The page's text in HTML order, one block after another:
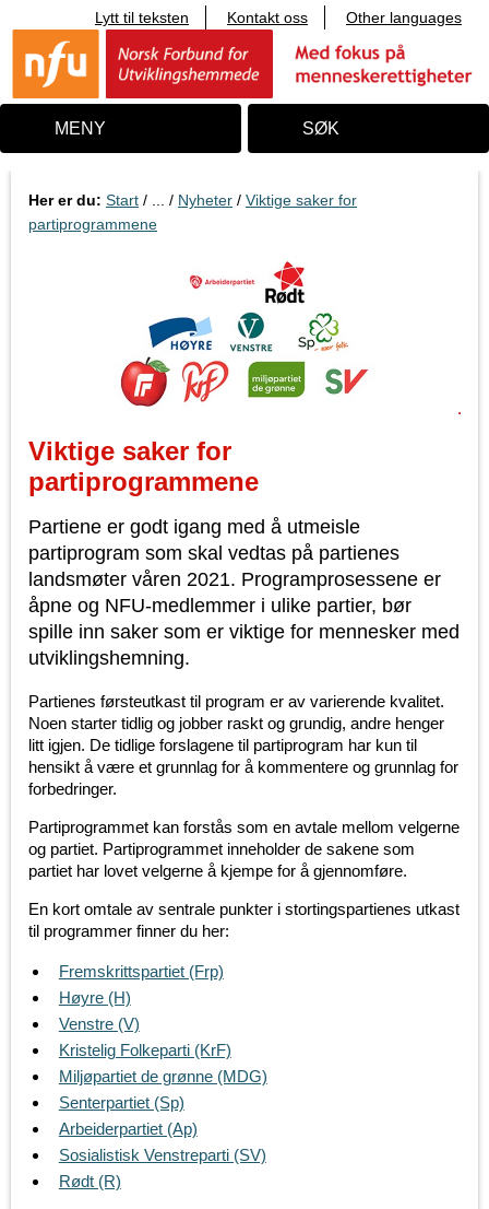
i
n
o
Lytt til teksten Kontakt oss Other languages
MENY SØK
Her er du: Start / ... / Nyheter / Viktige saker for
partiprogrammene
Viktige saker for
partiprogrammene
Partiene er godt igang med å utmeisle
partiprogram som skal vedtas på partienes
landsmøter våren 2021. Programprosessene er
åpne og NFU-medlemmer i ulike partier, bør
spille inn saker som er viktige for mennesker med
utviklingshemning.
Partienes førsteutkast til program er av varierende kvalitet.
Noen starter tidlig og jobber raskt og grundig, andre henger
litt igjen. De tidlige forslagene til partiprogram har kun til
hensikt å være et grunnlag for å kommentere og grunnlag for
forbedringer.
Partiprogrammet kan forstås som en avtale mellom velgerne
og partiet. Partiprogrammet inneholder de sakene som
partiet har lovet velgerne å kjempe for å gjennomføre.
En kort omtale av sentrale punkter i stortingspartienes utkast
til programmer finner du her:
Fremskrittspartiet (Frp)
Høyre (H)
Venstre (V)
Kristelig Folkeparti (KrF)
Miljøpartiet de grønne (MDG)
Senterpartiet (Sp)
Arbeiderpartiet (Ap)
Sosialistisk Venstreparti (SV)
Rødt (R)